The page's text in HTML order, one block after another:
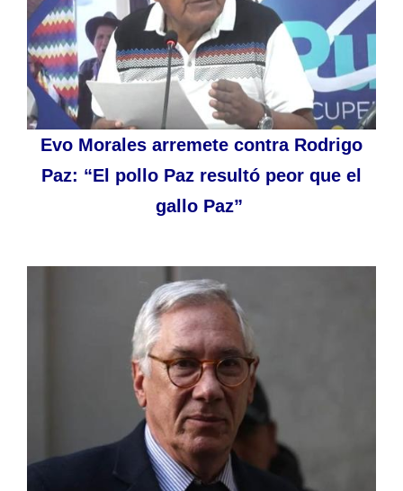
Evo Morales arremete contra Rodrigo
Paz: “El pollo Paz resultó peor que el
gallo Paz”